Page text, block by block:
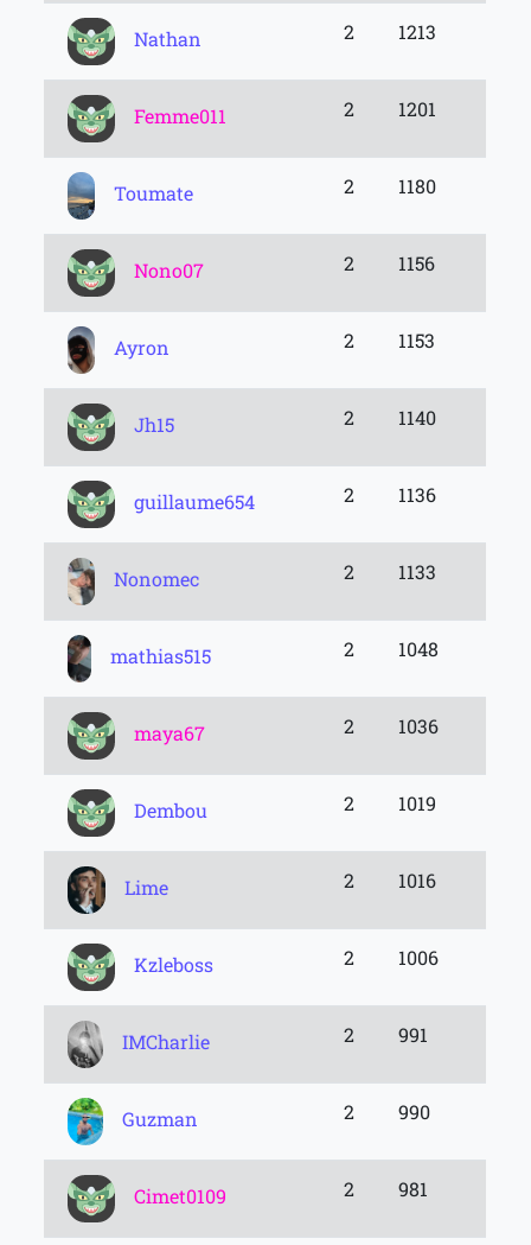
Nathan 2 1213
Femme011 2 1201
Toumate 2 1180
Nono07 2 1156
Ayron 2 1153
Jh15 2 1140
guillaume654 2 1136
Nonomec 2 1133
mathias515 2 1048
maya67 2 1036
Dembou 2 1019
Lime 2 1016
Kzleboss 2 1006
IMCharlie 2 991
Guzman 2 990
Cimet0109 2 981